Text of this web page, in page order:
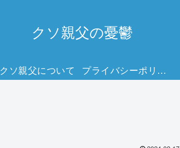
クソ親父の憂鬱
クソ親父について プライバシーポリシー